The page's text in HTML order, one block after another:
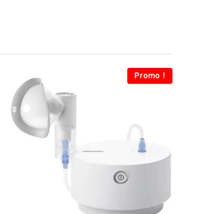
Promo !